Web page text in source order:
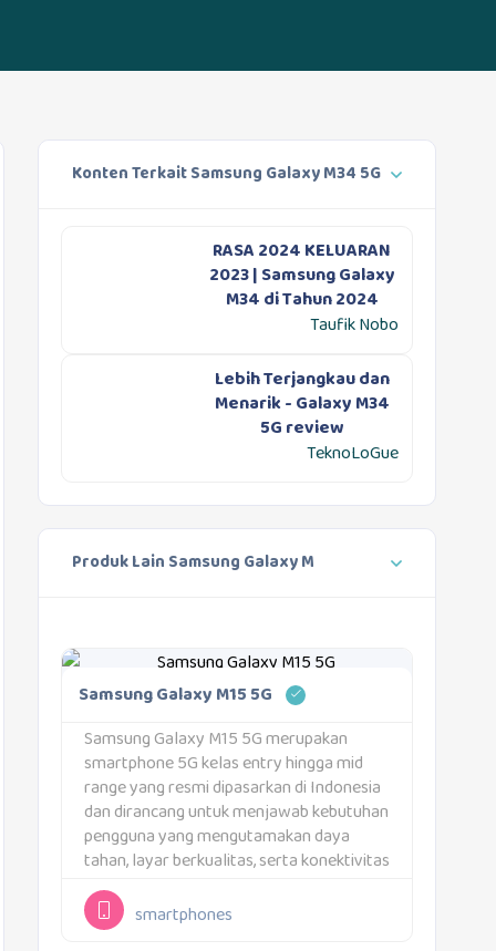
Konten Terkait Samsung Galaxy M34 5G
RASA 2024 KELUARAN
2023 | Samsung Galaxy
M34 di Tahun 2024
Taufik Nobo
Lebih Terjangkau dan
Menarik - Galaxy M34
5G review
TeknoLoGue
Produk Lain Samsung Galaxy M
Samsung Galaxy M15 5G
Samsung Galaxy M15 5G merupakan
smartphone 5G kelas entry hingga mid
range yang resmi dipasarkan di Indonesia
dan dirancang untuk menjawab kebutuhan
pengguna yang mengutamakan daya
tahan, layar berkualitas, serta konektivitas
masa depan. Seri Galaxy M dikenal dengan
fokus pada baterai besar dan efisiensi, dan
Galaxy M15 5G melanjutkan filosofi...
smartphones